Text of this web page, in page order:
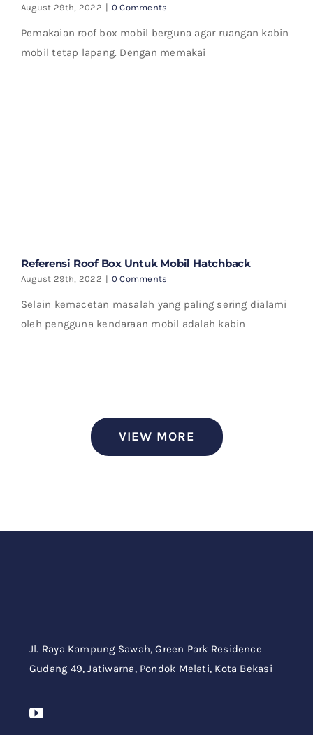
August 29th, 2022 | 0 Comments
Pemakaian roof box mobil berguna agar ruangan kabin
mobil tetap lapang. Dengan memakai
Referensi Roof Box Untuk Mobil Hatchback
August 29th, 2022 | 0 Comments
Selain kemacetan masalah yang paling sering dialami
oleh pengguna kendaraan mobil adalah kabin
VIEW MORE
Jl. Raya Kampung Sawah,Green Park Residence
Gudang 49,Jatiwarna, Pondok Melati, Kota Bekasi